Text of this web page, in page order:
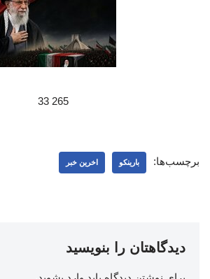
265 33
برچسب‌ها: بارینکو اخرین خبر
دیدگاهتان را بنویسید